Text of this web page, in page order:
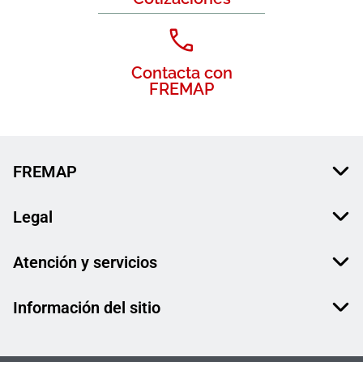
Contacta con
FREMAP
FREMAP
Legal
Atención y servicios
Información del sitio